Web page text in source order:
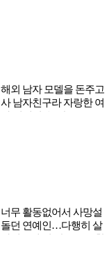
해외 남자 모델을 돈주고
사 남자친구라 자랑한 여
너무 활동없어서 사망설
돌던 연예인…다행히 살